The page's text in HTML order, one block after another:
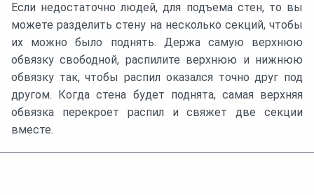
Если недостаточно людей, для подъема стен, то вы
можете разделить стену на несколько секций, чтобы
их можно было поднять. Держа самую верхнюю
обвязку свободной, распилите верхнюю и нижнюю
обвязку так, чтобы распил оказался точно друг под
другом. Когда стена будет поднята, самая верхняя
обвязка перекроет распил и свяжет две секции
вместе.